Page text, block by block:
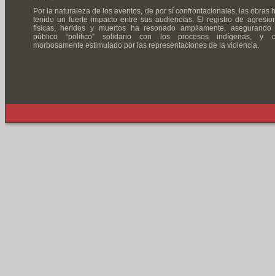
Por la naturaleza de los eventos, de por sí confrontacionales, las obras
tenido un fuerte impacto entre sus audiencias. El registro de
físicas, heridos y muertos ha resonado ampliamente, asegurando
público “político” solidario con los procesos indígenas, y
morbosamente estimulado por las representaciones de la violencia.